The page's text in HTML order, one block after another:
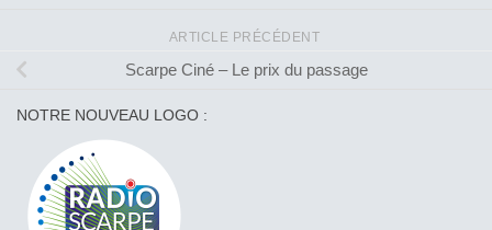
ARTICLE PRÉCÉDENT
Scarpe Ciné – Le prix du passage
NOTRE NOUVEAU LOGO :